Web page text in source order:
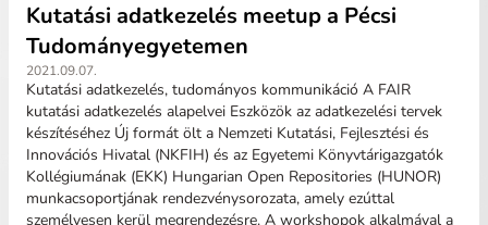
Kutatási adatkezelés meetup a Pécsi
Tudományegyetemen
2021.09.07.
Kutatási adatkezelés, tudományos kommunikáció A FAIR
kutatási adatkezelés alapelvei Eszközök az adatkezelési tervek
készítéséhez Új formát ölt a Nemzeti Kutatási, Fejlesztési és
Innovációs Hivatal (NKFIH) és az Egyetemi Könyvtárigazgatók
Kollégiumának (EKK) Hungarian Open Repositories (HUNOR)
munkacsoportjának rendezvénysorozata, amely ezúttal
személyesen kerül megrendezésre. A workshopok alkalmával a